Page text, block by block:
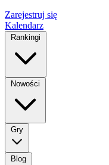
Zarejestruj się
Kalendarz
Rankingi
Nowości
Gry
Blog